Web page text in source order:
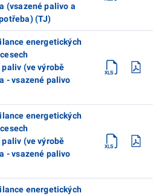
(vsazené palivo a
(TJ)
energetických
(ve výrobě
- vsazené palivo
energetických
(ve výrobě
- vsazené palivo
energetických